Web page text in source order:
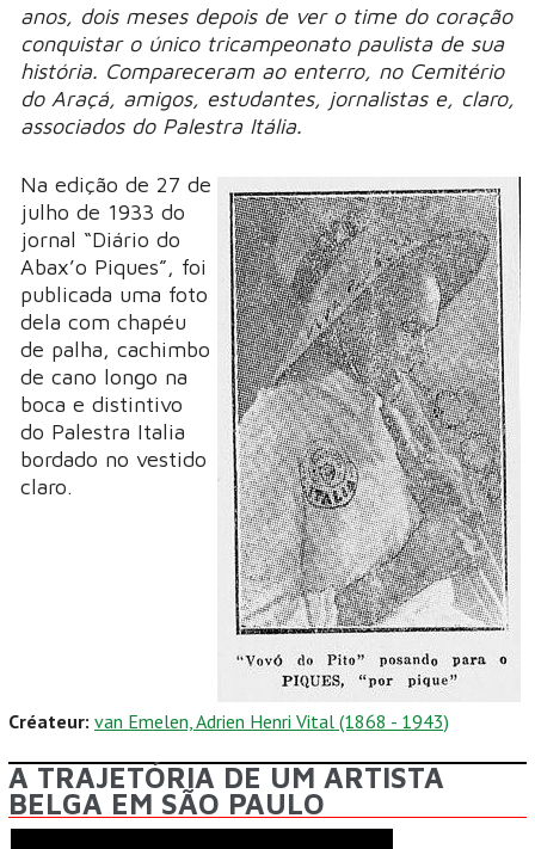
anos, dois meses depois de ver o time do coração
conquistar o único tricampeonato paulista de sua
história. Compareceram ao enterro, no Cemitério
do Araçá, amigos, estudantes, jornalistas e, claro,
associados do Palestra Itália.
Na edição de 27 de
julho de 1933 do
jornal “Diário do
Abax’o Piques”, foi
publicada uma foto
dela com chapéu
de palha, cachimbo
de cano longo na
boca e distintivo
do Palestra Italia
bordado no vestido
claro.
Créateur: van Emelen, Adrien Henri Vital (1868 - 1943)
A TRAJETÓRIA DE UM ARTISTA
BELGA EM SÃO PAULO